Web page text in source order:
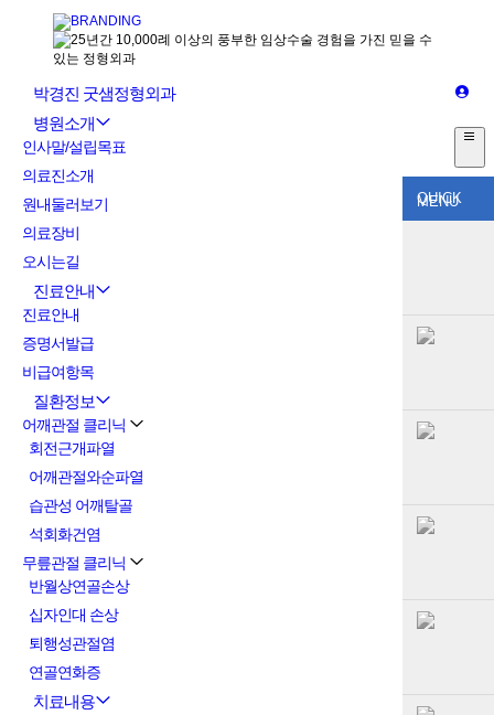
QUICK
MENU
박경진 굿샘정형외과
병원소개
인사말/설립목표
의료진소개
원내둘러보기
의료장비
오시는길
진료안내
진료안내
증명서발급
비급여항목
질환정보
어깨관절 클리닉
회전근개파열
어깨관절와순파열
습관성 어깨탈골
석회화건염
무릎관절 클리닉
반월상연골손상
십자인대 손상
퇴행성관절염
연골연화증
치료내용